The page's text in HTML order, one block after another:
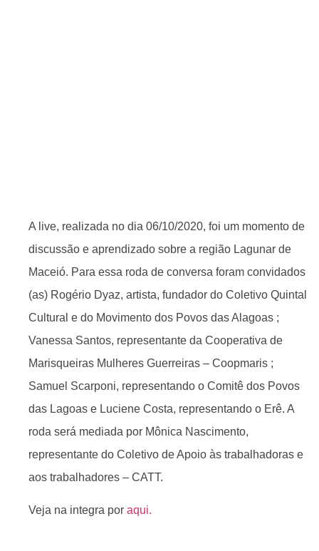
A live, realizada no dia 06/10/2020, foi um momento de
discussão e aprendizado sobre a região Lagunar de
Maceió. Para essa roda de conversa foram convidados
(as) Rogério Dyaz, artista, fundador do Coletivo Quintal
Cultural e do Movimento dos Povos das Alagoas ;
Vanessa Santos, representante da Cooperativa de
Marisqueiras Mulheres Guerreiras – Coopmaris ;
Samuel Scarponi, representando o Comitê dos Povos
das Lagoas e Luciene Costa, representando o Erê. A
roda será mediada por Mônica Nascimento,
representante do Coletivo de Apoio às trabalhadoras e
aos trabalhadores – CATT.
Veja na integra por aqui.